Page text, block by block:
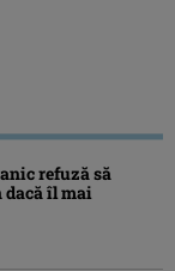
refuză să
dacă îl mai